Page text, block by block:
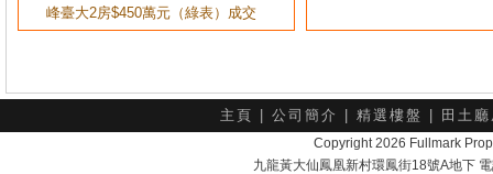
峰臺大2房$450萬元（綠表）成交
主頁 公司簡介 精選樓盤 田土
Copyright 2026 Fullmark
九龍黃大仙鳳凰新村環鳳街18號A地下